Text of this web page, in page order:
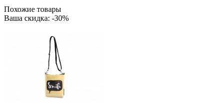
Похожие товары
Ваша скидка: -30%